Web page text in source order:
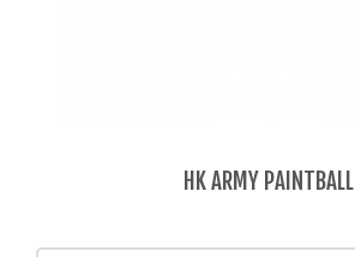
HK ARMY PAINTBALL